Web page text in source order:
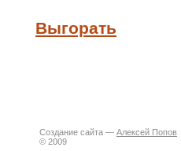
Выгорать
Создание сайта — Алексей Попов
© 2009